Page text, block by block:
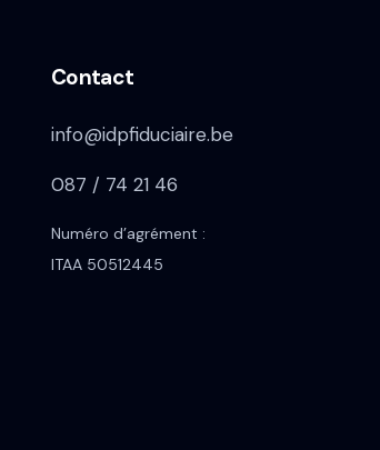
Contact
info@idpfiduciaire.be
087 / 74 21 46
Numéro d’agrément :
ITAA 50512445